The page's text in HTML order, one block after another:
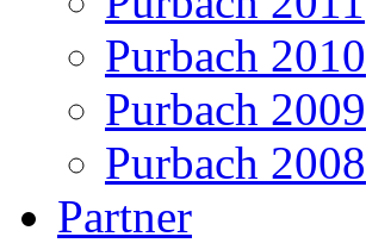
Purbach 2010
Purbach 2009
Purbach 2008
Partner